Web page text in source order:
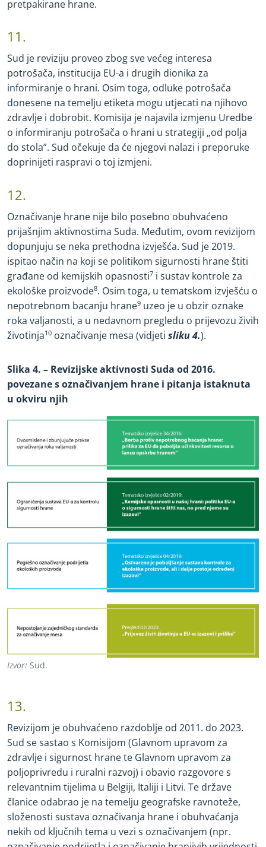
pretpakirane hrane.
11.
Sud je reviziju proveo zbog sve većeg interesa
potrošača, institucija EU-a i drugih dionika za
informiranje o hrani. Osim toga, odluke potrošača
donesene na temelju etiketa mogu utjecati na njihovo
zdravlje i dobrobit. Komisija je najavila izmjenu Uredbe
o informiranju potrošača o hrani u strategiji „od polja
do stola”. Sud očekuje da će njegovi nalazi i preporuke
doprinijeti raspravi o toj izmjeni.
12.
Označivanje hrane nije bilo posebno obuhvaćeno
prijašnjim aktivnostima Suda. Međutim, ovom revizijom
dopunjuju se neka prethodna izvješća. Sud je 2019.
ispitao način na koji se politikom sigurnosti hrane štiti
građane od kemijskih opasnosti7 i sustav kontrole za
ekološke proizvode8. Osim toga, u tematskom izvješću o
nepotrebnom bacanju hrane9 uzeo je u obzir oznake
roka valjanosti, a u nedavnom pregledu o prijevozu živih
životinja10 označivanje mesa (vidjeti sliku 4.).
Slika 4. – Revizijske aktivnosti Suda od 2016.
povezane s označivanjem hrane i pitanja istaknuta
u okviru njih
Izvor: Sud.
13.
Revizijom je obuhvaćeno razdoblje od 2011. do 2023.
Sud se sastao s Komisijom (Glavnom upravom za
zdravlje i sigurnost hrane te Glavnom upravom za
poljoprivredu i ruralni razvoj) i obavio razgovore s
relevantnim tijelima u Belgiji, Italiji i Litvi. Te države
članice odabrao je na temelju geografske ravnoteže,
složenosti sustava označivanja hrane i obuhvaćanja
nekih od ključnih tema u vezi s označivanjem (npr.